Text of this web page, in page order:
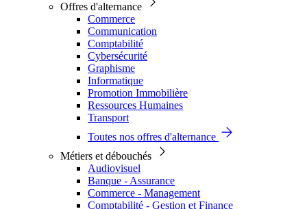
Offres d'alternance
Commerce
Communication
Comptabilité
Cybersécurité
Graphisme
Informatique
Promotion Immobilière
Ressources Humaines
Transport
Toutes nos offres d'alternance
Métiers et débouchés
Audiovisuel
Banque - Assurance
Commerce - Management
Comptabilité - Gestion et Finance